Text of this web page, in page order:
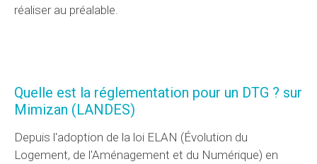
réaliser au préalable.
Quelle est la réglementation pour un DTG ? sur
Mimizan (LANDES)
Depuis l'adoption de la loi ELAN (Évolution du
Logement, de l'Aménagement et du Numérique) en